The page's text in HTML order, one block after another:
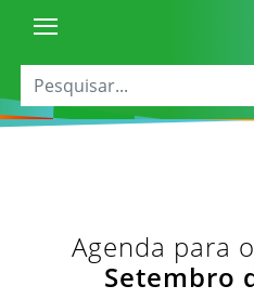
Agenda para
Setembro